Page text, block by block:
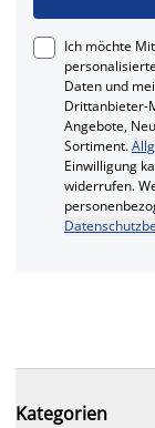
Ich möchte
Daten und
Drittanbieter-
Angebote,
Sortiment.
Einwilligung
widerrufen.
Kategorien